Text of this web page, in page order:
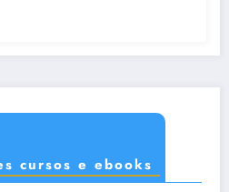
cursos e ebooks